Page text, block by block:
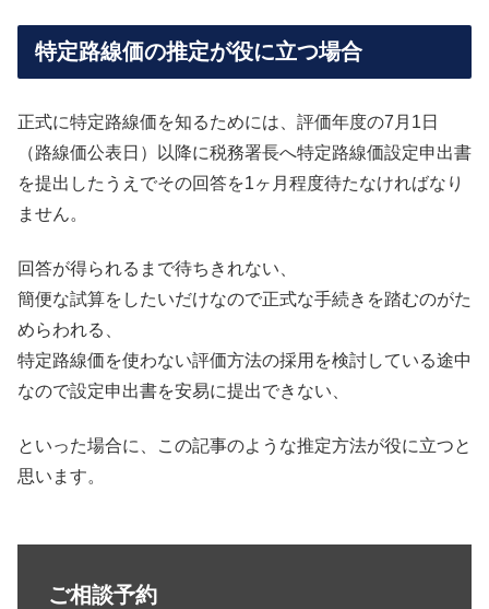
特定路線価の推定が役に立つ場合
正式に特定路線価を知るためには、評価年度の7月1日
（路線価公表日）以降に税務署長へ特定路線価設定申出書
を提出したうえでその回答を1ヶ月程度待たなければなり
ません。
回答が得られるまで待ちきれない、
簡便な試算をしたいだけなので正式な手続きを踏むのがた
めらわれる、
特定路線価を使わない評価方法の採用を検討している途中
なので設定申出書を安易に提出できない、
といった場合に、この記事のような推定方法が役に立つと
思います。
ご相談予約